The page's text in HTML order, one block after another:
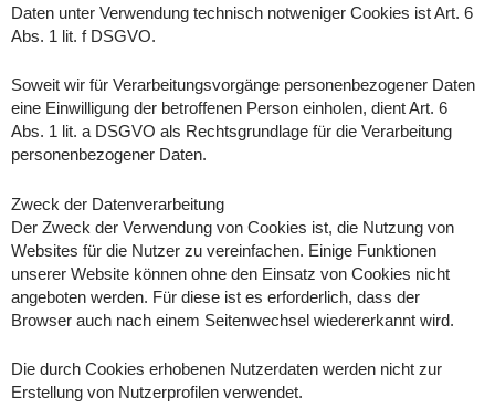
Daten unter Verwendung technisch notweniger Cookies ist Art. 6
Abs. 1 lit. f DSGVO.
Soweit wir für Verarbeitungsvorgänge personenbezogener Daten
eine Einwilligung der betroffenen Person einholen, dient Art. 6
Abs. 1 lit. a DSGVO als Rechtsgrundlage für die Verarbeitung
personenbezogener Daten.
Zweck der Datenverarbeitung
Der Zweck der Verwendung von Cookies ist, die Nutzung von
Websites für die Nutzer zu vereinfachen. Einige Funktionen
unserer Website können ohne den Einsatz von Cookies nicht
angeboten werden. Für diese ist es erforderlich, dass der
Browser auch nach einem Seitenwechsel wiedererkannt wird.
Die durch Cookies erhobenen Nutzerdaten werden nicht zur
Erstellung von Nutzerprofilen verwendet.